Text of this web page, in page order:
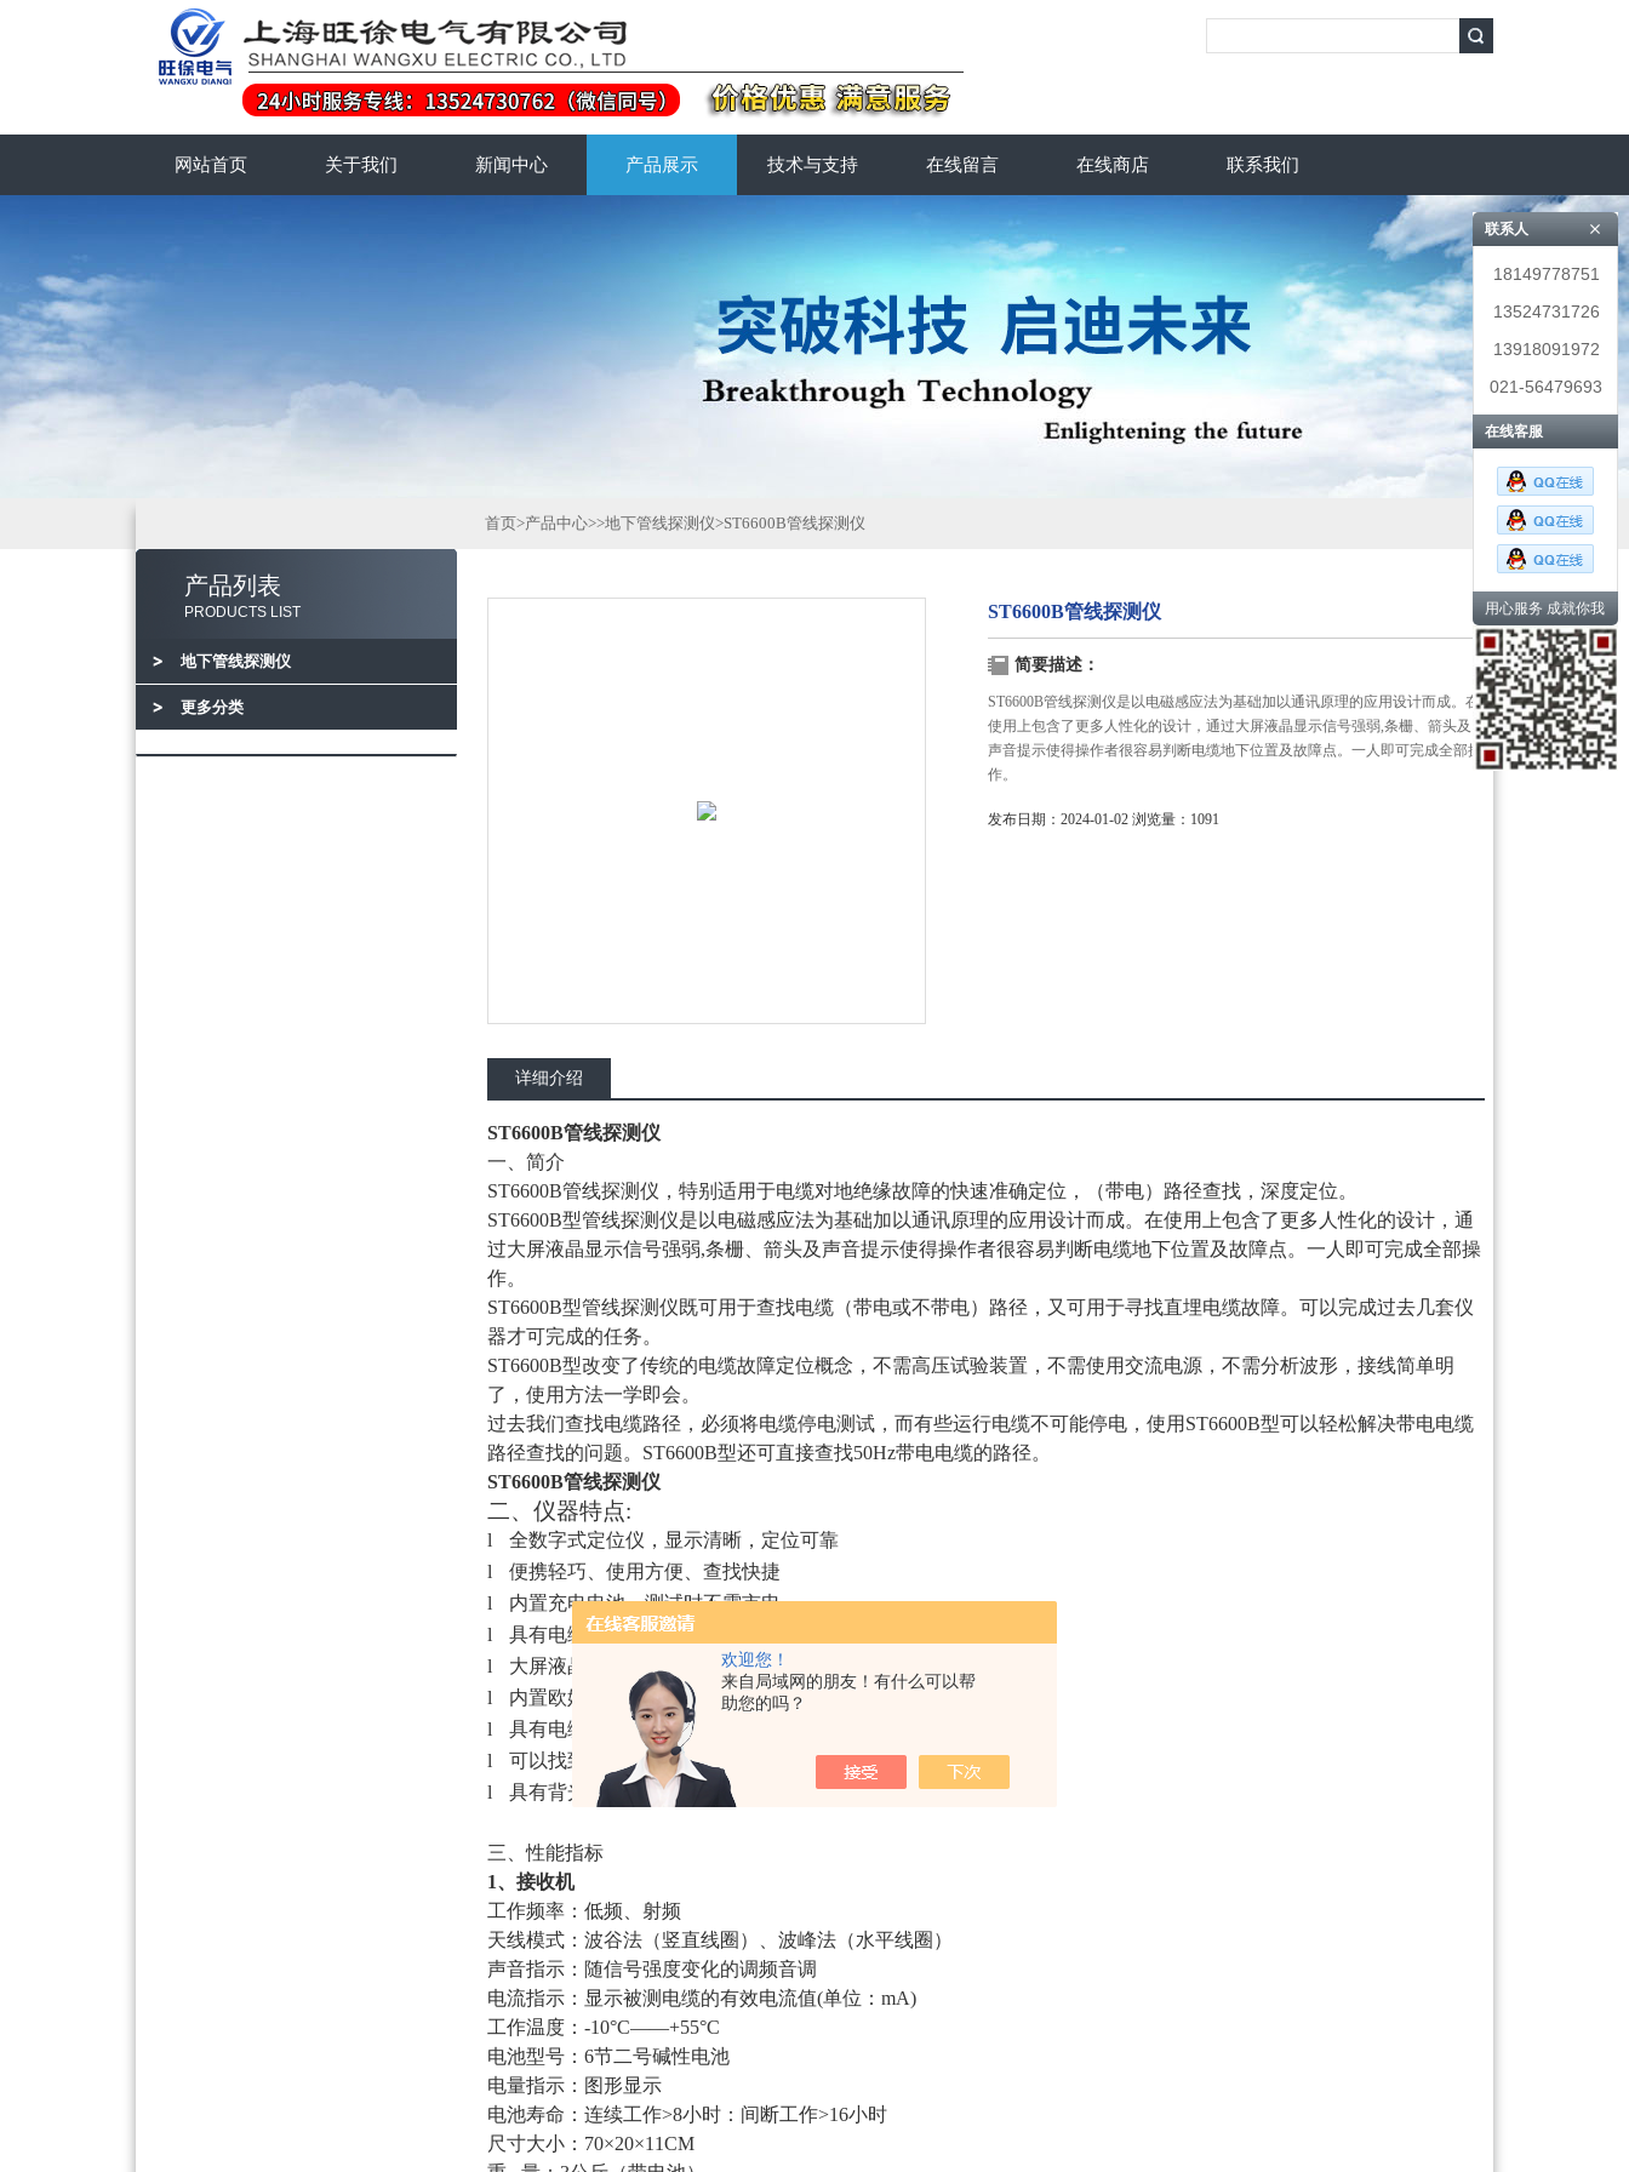
欢迎您！
来自局域网的朋友！有什么可以帮
助您的吗？
网站首页 关于我们 新闻中心 产品展示 技术与支持 在线留言 在线商店 联系我们
产品列表
PRODUCTS LIST
地下管线探测仪
更多分类
首页>产品中心>>地下管线探测仪>ST6600B管线探测仪
ST6600B管线探测仪
简要描述：
ST6600B管线探测仪是以电磁感应法为基础加以通讯原理的应用设计而成。在
使用上包含了更多人性化的设计，通过大屏液晶显示信号强弱,条栅、箭头及
声音提示使得操作者很容易判断电缆地下位置及故障点。一人即可完成全部操
作。
发布日期：2024-01-02 浏览量：1091
详细介绍
ST6600B管线探测仪
一、简介
ST6600B管线探测仪，特别适用于电缆对地绝缘故障的快速准确定位，（带电）路径查找，深度定位。
ST6600B型管线探测仪是以电磁感应法为基础加以通讯原理的应用设计而成。在使用上包含了更多人性化的设计，通
过大屏液晶显示信号强弱,条栅、箭头及声音提示使得操作者很容易判断电缆地下位置及故障点。一人即可完成全部操
作。
ST6600B型管线探测仪既可用于查找电缆（带电或不带电）路径，又可用于寻找直埋电缆故障。可以完成过去几套仪
器才可完成的任务。
ST6600B型改变了传统的电缆故障定位概念，不需高压试验装置，不需使用交流电源，不需分析波形，接线简单明
了，使用方法一学即会。
过去我们查找电缆路径，必须将电缆停电测试，而有些运行电缆不可能停电，使用ST6600B型可以轻松解决带电电缆
路径查找的问题。ST6600B型还可直接查找50Hz带电电缆的路径。
ST6600B管线探测仪
二、仪器特点:
l
全数字式定位仪，显示清晰，定位可靠
l
便携轻巧、使用方便、查找快捷
l
内置充电电池，测试时不需市电
l
具有电缆埋深显示、电流显示
l
大屏液晶图形显示、测试中不需耳机
l
内置欧姆表可测量电缆环路电阻
l
具有电缆定位和故障查找两种功能
l
可以找到高达2MΩ的对地绝缘故障
l
具有背光功能适应夜间操作、
三、性能指标
1、接收机
工作频率：低频、射频
天线模式：波谷法（竖直线圈）、波峰法（水平线圈）
声音指示：随信号强度变化的调频音调
电流指示：显示被测电缆的有效电流值(单位： mA)
工作温度： -10°C——+55°C
电池型号： 6节二号碱性电池
电量指示：图形显示
电池寿命：连续工作>8小时：间断工作>16小时
尺寸大小： 70×20×11CM
联系人
18149778751
13524731726
13918091972
021-56479693
在线客服
用心服务 成就你我